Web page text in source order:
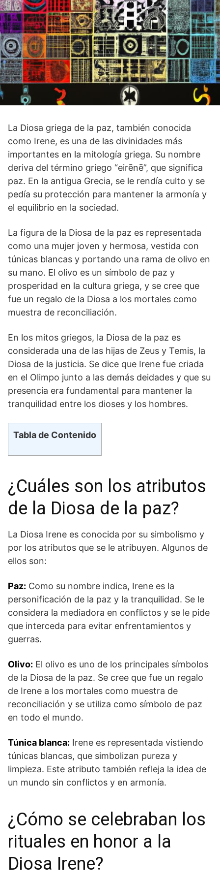
La Diosa griega de la‍ paz, también conocida
como Irene, es⁢ una de las divinidades ⁣más
importantes en la mitología griega. Su nombre
‌deriva del término griego‌ “eirēnē”, que significa
‌paz. En la antigua‍ Grecia, se le rendía culto y se
pedía su protección para ‍mantener la armonía y
el‌ equilibrio en la sociedad.
La figura de la Diosa de la ‌paz es representada
como una mujer joven y hermosa, vestida con
⁤túnicas blancas y portando una rama de olivo en
su mano. El olivo es un símbolo de paz y
prosperidad en la cultura griega, y se cree que
fue un regalo de la Diosa a los​ mortales como
muestra de reconciliación.
En los mitos griegos, la Diosa de la paz es
considerada una ‍de las ⁣hijas de Zeus y Temis, la
Diosa de la justicia. Se dice que Irene fue criada
en el Olimpo junto a las demás deidades y que su
presencia era fundamental para mantener la
tranquilidad entre los dioses ​y los hombres.
Tabla de Contenido
¿Cuáles son los atributos
de la Diosa de la paz?
La Diosa ​Irene es conocida por su simbolismo y
por los atributos que se le atribuyen. Algunos de
ellos son:
Paz: Como ⁤su nombre indica, Irene es la
personificación de la paz y la tranquilidad. Se le
considera la mediadora en‌ conflictos y se le pide
que‍ interceda para evitar enfrentamientos y
guerras.
Olivo: El olivo es uno de los principales símbolos
de la Diosa de la paz.‌ Se cree que fue un regalo
de Irene a los mortales como muestra​ de
reconciliación y se utiliza como⁢ símbolo de paz
en todo el mundo.
Túnica blanca: Irene es⁤ representada vistiendo
túnicas blancas, que simbolizan pureza y
limpieza. Este atributo también refleja la idea de
un mundo sin conflictos y en armonía.
¿Cómo se celebraban los
rituales⁣ en honor a la
Diosa Irene?